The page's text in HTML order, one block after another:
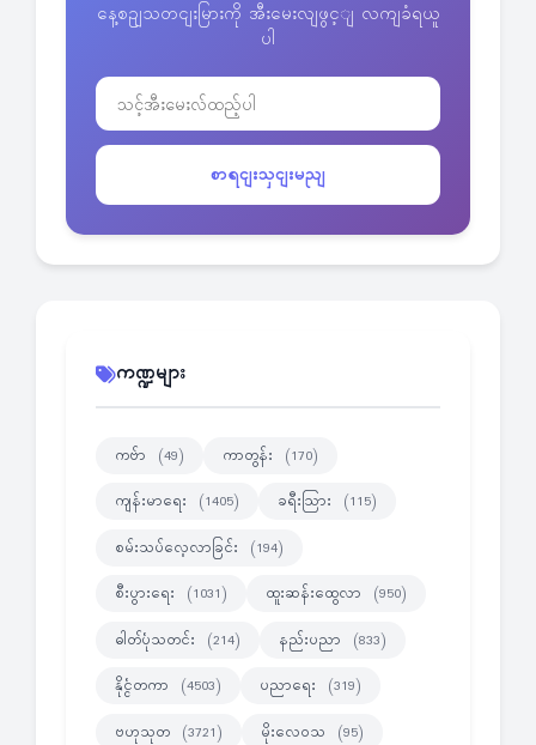
နေ့စဥျသတငျးမြားကို အီးမေးလျဖွင့ျ လကျခံရယူ
ပါ
စာရငျးသှငျးမညျ
ကဏ္ဍများ
ကဗ်ာ (49) ကာတွန်း (170)
ကျန်းမာရေး (1405) ခရီးသြား (115)
စမ်းသပ်လေ့လာခြင်း (194)
စီးပွားရေး (1031) ထူးဆန်းထွေလာ (950)
ဓါတ်ပုံသတင်း (214) နည်းပညာ (833)
နိုင္ငံတကာ (4503) ပညာရေး (319)
ဗဟုသုတ (3721) မိုးလေဝသ (95)